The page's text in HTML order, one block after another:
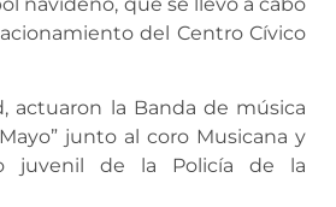
del Centro Cívico
actuaron la Banda de música
junto al coro Musicana y
juvenil de la Policía de la